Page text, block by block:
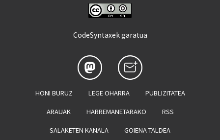
CodeSyntaxek garatua
HONI BURUZ LEGE OHARRA PUBLIZITATEA
ARAUAK HARREMANETARAKO RSS
SALAKETEN KANALA GOIENA TALDEA